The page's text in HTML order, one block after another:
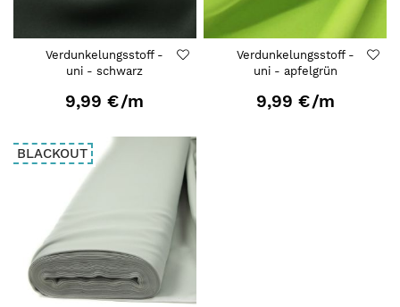
Verdunkelungsstoff -
uni - schwarz
9,99 €/m
Verdunkelungsstoff -
uni - apfelgrün
9,99 €/m
BLACKOUT